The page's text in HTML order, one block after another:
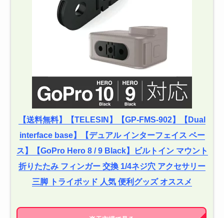
【送料無料】【TELESIN】【GP-FMS-902】【Dual
interface base】【デュアル インターフェイス ベー
ス】【GoPro Hero 8 / 9 Black】ビルトイン マウント
折りたたみ フィンガー 交換 1/4ネジ穴 アクセサリー
三脚 トライポッド 人気 便利グッズ オススメ